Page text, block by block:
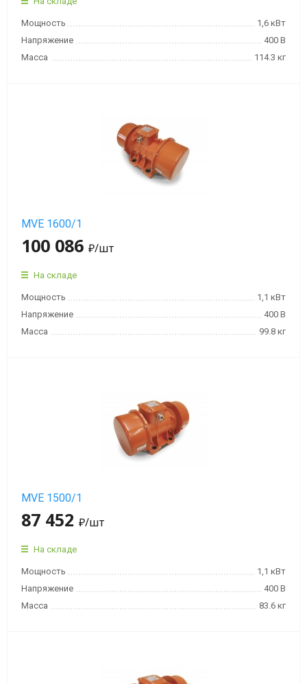
Мощность
1,6 кВт
Напряжение
400 В
Масса
114.3 кг
MVE 1600/1
100 086 ₽/шт
На складе
Мощность
1,1 кВт
Напряжение
400 В
Масса
99.8 кг
MVE 1500/1
87 452 ₽/шт
На складе
Мощность
1,1 кВт
Напряжение
400 В
Масса
83.6 кг